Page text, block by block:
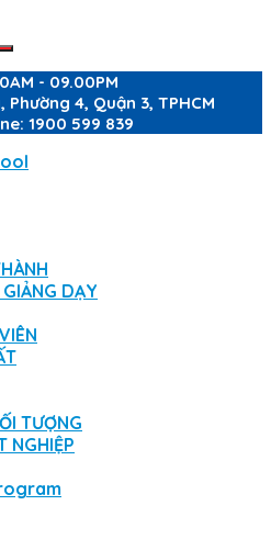
- 09.00PM
Phường 4, Quận 3, TPHCM
1900 599 839
DẠY
TƯỢNG
NGHIỆP